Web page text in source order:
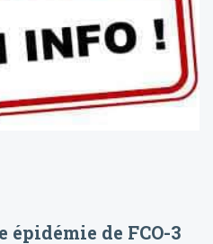
épidémie de FCO-3